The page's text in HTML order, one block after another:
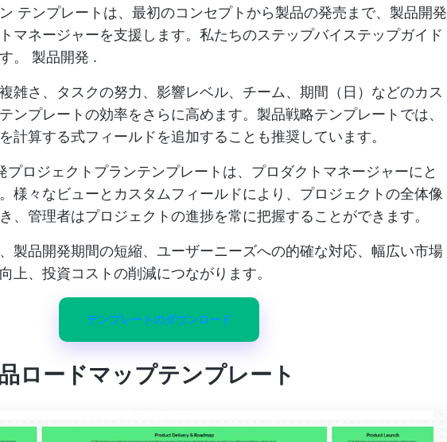
テンプレートは、最初のコンセプトから製品の発売まで、製品開発
マネージャーを支援します。私たちのステップバイステップガイド
。 製品開発 .
雑さ、タスクの努力、影響レベル、チーム、期間（日）などのカス
ンプレートの効率をさらに高めます。製品戦略テンプレートでは、
計算する式フィールドを追加することも推奨しています。
プロジェクトプランテンプレートは、プロダクトマネージャーにと
様々なビューとカスタムフィールドにより、プロジェクトの全体像
、管理者はプロジェクトの進捗を常に把握することができます。
製品開発期間の短縮、ユーザーニーズへの的確な対応、幅広い市場
上、投資コストの削減につながります。
テンプレートのダウンロード
ロードマップテンプレート